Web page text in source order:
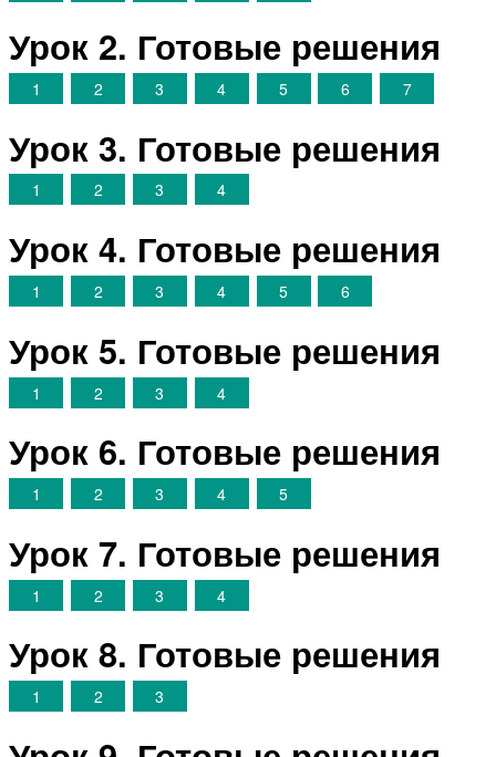
Урок 2. Готовые решения
1 2 3 4 5 6 7
Урок 3. Готовые решения
1 2 3 4
Урок 4. Готовые решения
1 2 3 4 5 6
Урок 5. Готовые решения
1 2 3 4
Урок 6. Готовые решения
1 2 3 4 5
Урок 7. Готовые решения
1 2 3 4
Урок 8. Готовые решения
1 2 3